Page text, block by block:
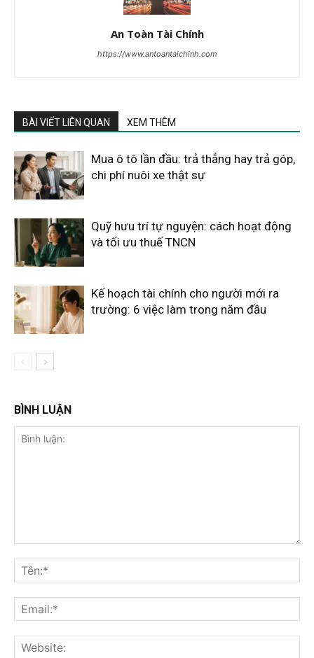
An Toàn Tài Chính
https://www.antoantaichinh.com
BÀI VIẾT LIÊN QUAN XEM THÊM
Mua ô tô lần đầu: trả thẳng hay trả góp,
chi phí nuôi xe thật sự
Quỹ hưu trí tự nguyện: cách hoạt động
và tối ưu thuế TNCN
Kế hoạch tài chính cho người mới ra
trường: 6 việc làm trong năm đầu
BÌNH LUẬN